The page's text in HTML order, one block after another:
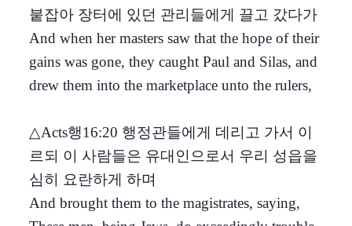
붙잡아 장터에 있던 관리들에게 끌고 갔다가
And when her masters saw that the hope of their
gains was gone, they caught Paul and Silas, and
drew them into the marketplace unto the rulers,
△Acts행16:20 행정관들에게 데리고 가서 이
르되 이 사람들은 유대인으로서 우리 성읍을
심히 요란하게 하며
And brought them to the magistrates, saying,